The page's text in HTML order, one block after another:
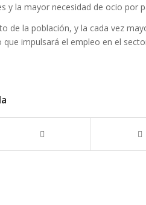
y la mayor necesidad de ocio por
de la población, y la cada vez
impulsará el empleo en el